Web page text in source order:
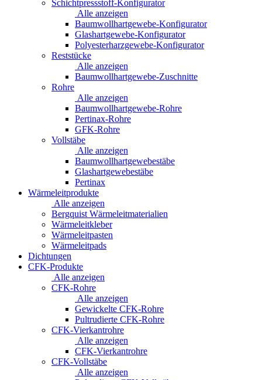
Schichtpressstoff-Konfigurator
Alle anzeigen
Baumwollhartgewebe-Konfigurator
Glashartgewebe-Konfigurator
Polyesterharzgewebe-Konfigurator
Reststücke
Alle anzeigen
Baumwollhartgewebe-Zuschnitte
Rohre
Alle anzeigen
Baumwollhartgewebe-Rohre
Pertinax-Rohre
GFK-Rohre
Vollstäbe
Alle anzeigen
Baumwollhartgewebestäbe
Glashartgewebestäbe
Pertinax
Wärmeleitprodukte
Alle anzeigen
Bergquist Wärmeleitmaterialien
Wärmeleitkleber
Wärmeleitpasten
Wärmeleitpads
Dichtungen
CFK-Produkte
Alle anzeigen
CFK-Rohre
Alle anzeigen
Gewickelte CFK-Rohre
Pultrudierte CFK-Rohre
CFK-Vierkantrohre
Alle anzeigen
CFK-Vierkantrohre
CFK-Vollstäbe
Alle anzeigen